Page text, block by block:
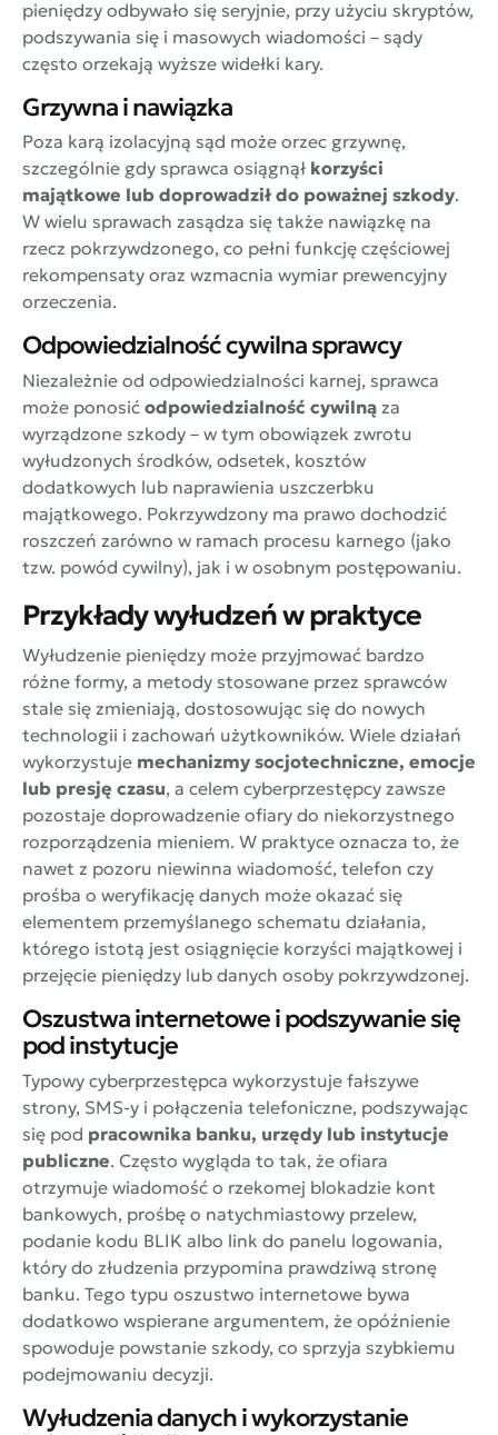
pieniędzy odbywało się seryjnie, przy użyciu skryptów,
podszywania się i masowych wiadomości – sądy
często orzekają wyższe widełki kary.
Grzywna i nawiązka
Poza karą izolacyjną sąd może orzec grzywnę,
szczególnie gdy sprawca osiągnął korzyści
majątkowe lub doprowadził do poważnej szkody.
W wielu sprawach zasądza się także nawiązkę na
rzecz pokrzywdzonego, co pełni funkcję częściowej
rekompensaty oraz wzmacnia wymiar prewencyjny
orzeczenia.
Odpowiedzialność cywilna sprawcy
Niezależnie od odpowiedzialności karnej, sprawca
może ponosić odpowiedzialność cywilną za
wyrządzone szkody – w tym obowiązek zwrotu
wyłudzonych środków, odsetek, kosztów
dodatkowych lub naprawienia uszczerbku
majątkowego. Pokrzywdzony ma prawo dochodzić
roszczeń zarówno w ramach procesu karnego (jako
tzw. powód cywilny), jak i w osobnym postępowaniu.
Przykłady wyłudzeń w praktyce
Wyłudzenie pieniędzy może przyjmować bardzo
różne formy, a metody stosowane przez sprawców
stale się zmieniają, dostosowując się do nowych
technologii i zachowań użytkowników. Wiele działań
wykorzystuje mechanizmy socjotechniczne, emocje
lub presję czasu, a celem cyberprzestępcy zawsze
pozostaje doprowadzenie ofiary do niekorzystnego
rozporządzenia mieniem. W praktyce oznacza to, że
nawet z pozoru niewinna wiadomość, telefon czy
prośba o weryfikację danych może okazać się
elementem przemyślanego schematu działania,
którego istotą jest osiągnięcie korzyści majątkowej i
przejęcie pieniędzy lub danych osoby pokrzywdzonej.
Oszustwa internetowe i podszywanie się
pod instytucje
Typowy cyberprzestępca wykorzystuje fałszywe
strony, SMS-y i połączenia telefoniczne, podszywając
się pod pracownika banku, urzędy lub instytucje
publiczne. Często wygląda to tak, że ofiara
otrzymuje wiadomość o rzekomej blokadzie kont
bankowych, prośbę o natychmiastowy przelew,
podanie kodu BLIK albo link do panelu logowania,
który do złudzenia przypomina prawdziwą stronę
banku. Tego typu oszustwo internetowe bywa
dodatkowo wspierane argumentem, że opóźnienie
spowoduje powstanie szkody, co sprzyja szybkiemu
podejmowaniu decyzji.
Wyłudzenia danych i wykorzystanie